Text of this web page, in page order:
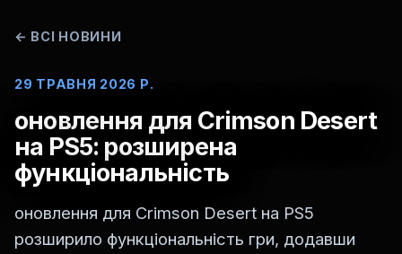
← ВСІ НОВИНИ
29 ТРАВНЯ 2026 Р.
оновлення для Crimson Desert
на PS5: розширена
функціональність
оновлення для Crimson Desert на PS5
розширило функціональність гри, додавши